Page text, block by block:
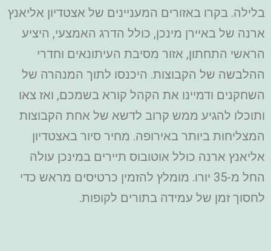
בלילה. בקרו באזורים המעניינים של אצטדיון אליאנץ
ארנה של באיירן מינכן, כולל הדרג האמצעי, היציע
הראשי התחתון, אזור מסיבת העיתונאים וחדרי
ההלבשה של הקבוצות. היכנסו לתוך המנהרה של
השחקנים ודמיינו את הקהל קורא בשמכם, ואז צאו
ותוכלו להגיע ממש קרוב לדשא של אחת הקבוצות
המצליחות ביותר באירופה. מחיר סיור באצטדיון
אליאנץ ארנה כולל אוטובוס תיירים במינכן עולה
החל מ-35 יורו. מומלץ להזמין כרטיסים מראש כדי
לחסוך זמן של עמידה בתורים לקופות.